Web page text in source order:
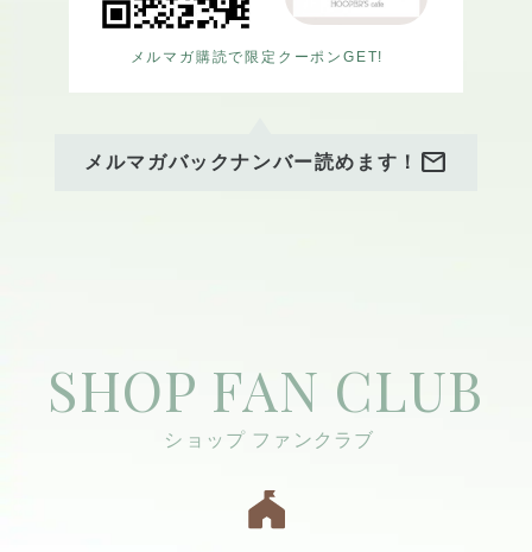
メルマガ購読で限定クーポンGET!
メルマガバックナンバー読めます！ mail
SHOP FAN CLUB